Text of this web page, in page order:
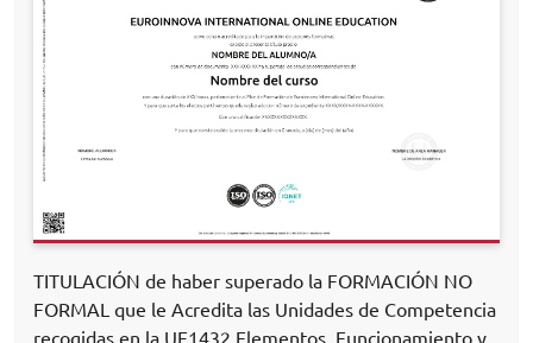
TITULACIÓN de haber superado la FORMACIÓN NO
FORMAL que le Acredita las Unidades de Competencia
recogidas en la UF1432 Elementos, Funcionamiento y